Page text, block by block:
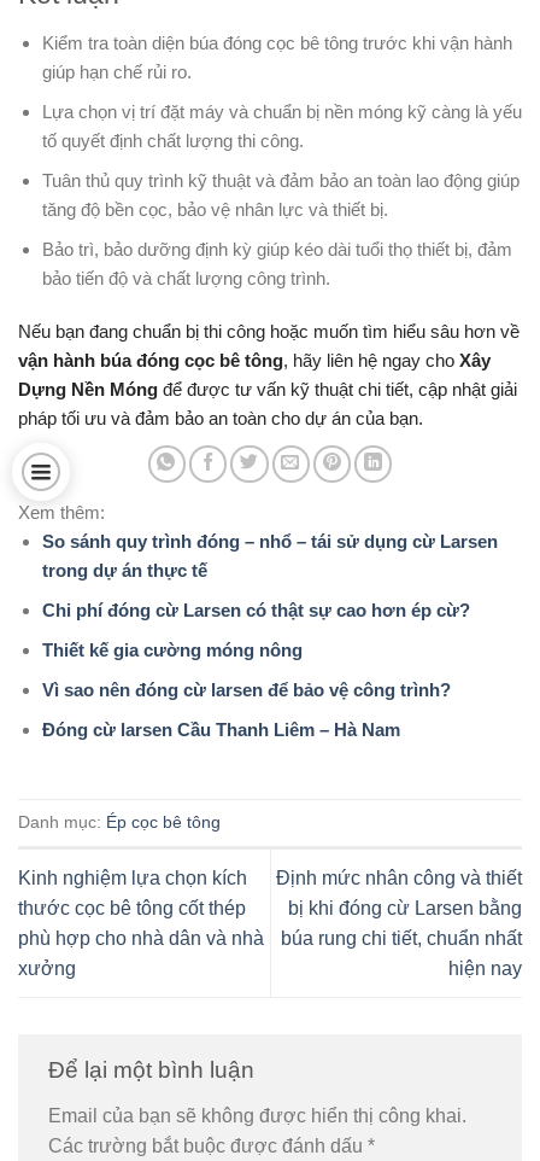
Kiểm tra toàn diện búa đóng cọc bê tông trước khi vận hành
giúp hạn chế rủi ro.
Lựa chọn vị trí đặt máy và chuẩn bị nền móng kỹ càng là yếu
tố quyết định chất lượng thi công.
Tuân thủ quy trình kỹ thuật và đảm bảo an toàn lao động giúp
tăng độ bền cọc, bảo vệ nhân lực và thiết bị.
Bảo trì, bảo dưỡng định kỳ giúp kéo dài tuổi thọ thiết bị, đảm
bảo tiến độ và chất lượng công trình.
Nếu bạn đang chuẩn bị thi công hoặc muốn tìm hiểu sâu hơn về
vận hành búa đóng cọc bê tông, hãy liên hệ ngay cho Xây
Dựng Nền Móng để được tư vấn kỹ thuật chi tiết, cập nhật giải
pháp tối ưu và đảm bảo an toàn cho dự án của bạn.
Xem thêm:
So sánh quy trình đóng – nhổ – tái sử dụng cừ Larsen
trong dự án thực tế
Chi phí đóng cừ Larsen có thật sự cao hơn ép cừ?
Thiết kế gia cường móng nông
Vì sao nên đóng cừ larsen để bảo vệ công trình?
Đóng cừ larsen Cầu Thanh Liêm – Hà Nam
Danh mục: Ép cọc bê tông
Kinh nghiệm lựa chọn kích
thước cọc bê tông cốt thép
phù hợp cho nhà dân và nhà
xưởng
Định mức nhân công và thiết
bị khi đóng cừ Larsen bằng
búa rung chi tiết, chuẩn nhất
hiện nay
Để lại một bình luận
Email của bạn sẽ không được hiển thị công khai.
Các trường bắt buộc được đánh dấu *